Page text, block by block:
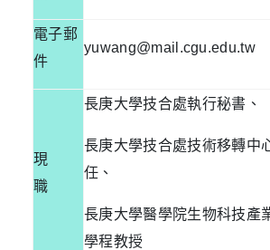
電子郵
件
yuwang@mail.cgu.edu.tw
現
職
長庚大學技合處執行秘書、
長庚大學技合處技術移轉中
任、
長庚大學醫學院生物科技產
學程教授